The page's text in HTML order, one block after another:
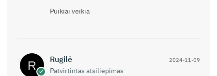
Puikiai veikia
Rugilė
Patvirtintas atsiliepimas
2024-11-09